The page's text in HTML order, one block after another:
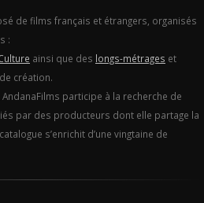
de films français et étrangers, organisés
:
ainsi que des longs-métrages et
création.
participe à la recherche de
par des producteurs dont elle partage la
s’enrichit d’une vingtaine de